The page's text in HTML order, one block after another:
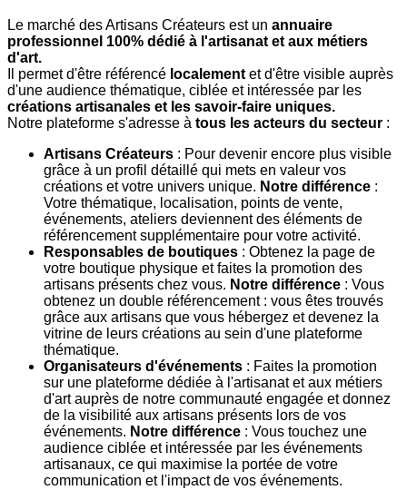
Le marché des Artisans Créateurs est un annuaire
professionnel 100% dédié à l'artisanat et aux métiers
d'art.
Il permet d'être référencé localement et d'être visible auprès
d'une audience thématique, ciblée et intéressée par les
créations artisanales et les savoir-faire uniques.
Notre plateforme s'adresse à tous les acteurs du secteur :
Artisans Créateurs : Pour devenir encore plus visible
grâce à un profil détaillé qui mets en valeur vos
créations et votre univers unique. Notre différence :
Votre thématique, localisation, points de vente,
événements, ateliers deviennent des éléments de
référencement supplémentaire pour votre activité.
Responsables de boutiques : Obtenez la page de
votre boutique physique et faites la promotion des
artisans présents chez vous. Notre différence : Vous
obtenez un double référencement : vous êtes trouvés
grâce aux artisans que vous hébergez et devenez la
vitrine de leurs créations au sein d'une plateforme
thématique.
Organisateurs d'événements : Faites la promotion
sur une plateforme dédiée à l'artisanat et aux métiers
d'art auprès de notre communauté engagée et donnez
de la visibilité aux artisans présents lors de vos
événements. Notre différence : Vous touchez une
audience ciblée et intéressée par les événements
artisanaux, ce qui maximise la portée de votre
communication et l'impact de vos événements.